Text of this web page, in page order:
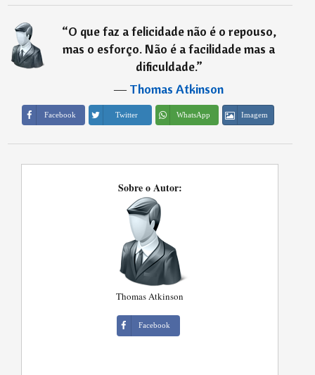
“O que faz a felicidade não é o repouso,
mas o esforço. Não é a facilidade mas a
dificuldade.”
―Thomas Atkinson
Facebook Twitter WhatsApp Imagem
Sobre o Autor:
Thomas Atkinson
Facebook